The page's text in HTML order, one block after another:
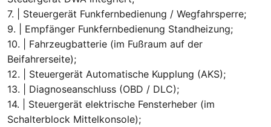
7. | Steuergerät Funkfernbedienung / Wegfahrsperre;
9. | Empfänger Funkfernbedienung Standheizung;
10. | Fahrzeugbatterie (im Fußraum auf der
Beifahrerseite);
12. | Steuergerät Automatische Kupplung (AKS);
13. | Diagnoseanschluss (OBD / DLC);
14. | Steuergerät elektrische Fensterheber (im
Schalterblock Mittelkonsole);